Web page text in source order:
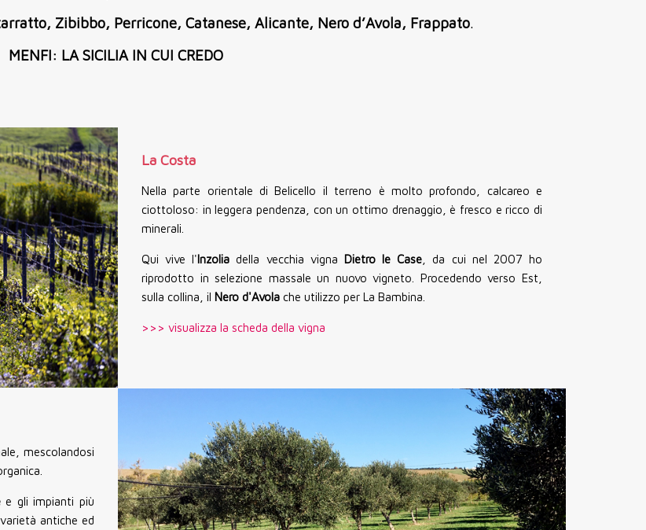
Zibibbo, Perricone, Catanese, Alicante, Nero d’Avola, Frappato.
MENFI: LA SICILIA IN CUI CREDO
La Costa
Nella parte orientale di Belicello il terreno è molto profondo, calcareo e
ciottoloso: in leggera pendenza, con un ottimo drenaggio, è fresco e ricco di
minerali.
Qui vive l'Inzolia della vecchia vigna Dietro le Case , da cui nel 2007 ho
riprodotto in selezione massale un nuovo vigneto. Procedendo verso Est,
sulla collina, il Nero d'Avola che utilizzo per La Bambina.
>>> visualizza la scheda della vigna
mescolandosi
e gli impianti più
antiche ed